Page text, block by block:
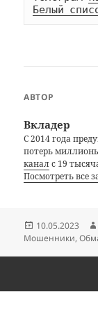
Белый
АВТОР
Вкладер
С 2014 года
потерь
каналс 19
Посмотреть все
Опубликовано
10.05.2023
Мошенники,